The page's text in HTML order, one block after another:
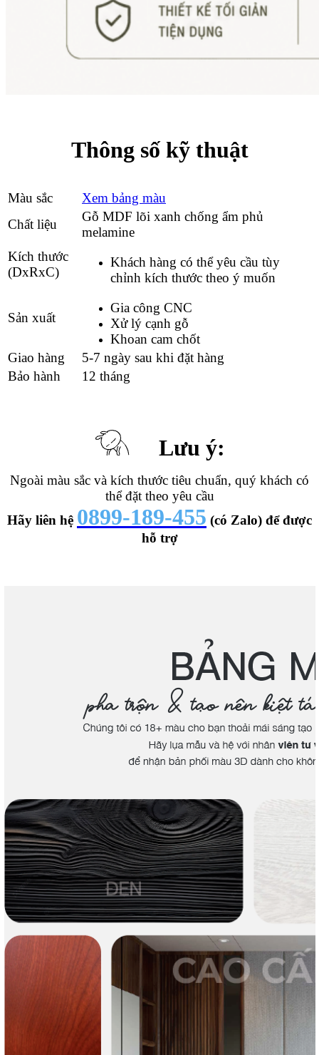
Thông số kỹ thuật
Màu sắc
Xem bảng màu
Chất liệu
Gỗ MDF lõi xanh chống ẩm phủ
melamine
Kích thước
(DxRxC)
Khách hàng có thể yêu cầu tùy
chỉnh kích thước theo ý muốn
Sản xuất
Gia công CNC
Xử lý cạnh gỗ
Khoan cam chốt
Giao hàng
5-7 ngày sau khi đặt hàng
Bảo hành
12 tháng
Lưu ý:
Ngoài màu sắc và kích thước tiêu chuẩn, quý khách có
thể đặt theo yêu cầu
Hãy liên hệ 0899-189-455 (có Zalo) để được
hỗ trợ